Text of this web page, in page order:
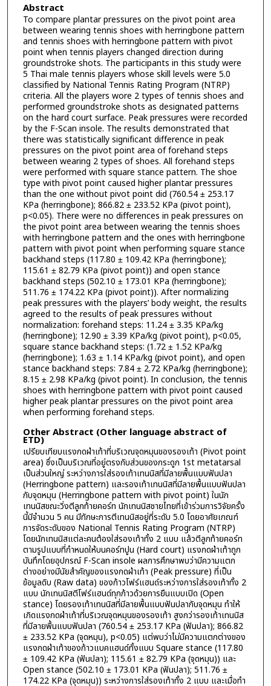
Abstract
To compare plantar pressures on the pivot point area
between wearing tennis shoes with herringbone pattern
and tennis shoes with herringbone pattern with pivot
point when tennis players changed direction during
groundstroke shots. The participants in this study were
5 Thai male tennis players whose skill levels were 5.0
classified by National Tennis Rating Program (NTRP)
criteria. All the players wore 2 types of tennis shoes and
performed groundstroke shots as designated patterns
on the hard court surface. Peak pressures were recorded
by the F-Scan insole. The results demonstrated that
there was statistically significant difference in peak
pressures on the pivot point area of forehand steps
between wearing 2 types of shoes. All forehand steps
were performed with square stance pattern. The shoe
type with pivot point caused higher plantar pressures
than the one without pivot point did (760.54 ± 253.17
KPa (herringbone); 866.82 ± 233.52 KPa (pivot point),
p<0.05). There were no differences in peak pressures on
the pivot point area between wearing the tennis shoes
with herringbone pattern and the ones with herringbone
pattern with pivot point when performing square stance
backhand steps (117.80 ± 109.42 KPa (herringbone);
115.61 ± 82.79 KPa (pivot point)) and open stance
backhand steps (502.10 ± 173.01 KPa (herringbone);
511.76 ± 174.22 KPa (pivot point)). After normalizing
peak pressures with the players’ body weight, the results
agreed to the results of peak pressures without
normalization: forehand steps: 11.24 ± 3.35 KPa/kg
(herringbone); 12.90 ± 3.39 KPa/kg (pivot point), p<0.05,
square stance backhand steps: (1.72 ± 1.52 KPa/kg
(herringbone); 1.63 ± 1.14 KPa/kg (pivot point), and open
stance backhand steps: 7.84 ± 2.72 KPa/kg (herringbone);
8.15 ± 2.98 KPa/kg (pivot point). In conclusion, the tennis
shoes with herringbone pattern with pivot point caused
higher peak plantar pressures on the pivot point area
when performing forehand steps.
Other Abstract (Other language abstract of
ETD)
เปรียบเทียบแรงกดฝ่าเท้าที่บริเวณจุดหมุนของรองเท้า (Pivot point
area) ซึ่งเป็นบริเวณที่อยู่ตรงกับส่วนของกระดูก 1st metatarsal
เป็นส่วนใหญ่ ระหว่างการใส่รองเท้าเทนนิสที่มีลายพื้นแบบฟันปลา
(Herringbone pattern) และรองเท้าเทนนิสที่มีลายพื้นแบบฟันปลา
กับจุดหมุน (Herringbone pattern with pivot point) ในนัก
เทนนิสขณะวิ่งตีลูกท้ายคอร์ท นักเทนนิสชายไทยที่เข้าร่วมการวิจัยครั้ง
นี้มีจำนวน 5 คน มีทักษะการตีเทนนิสอยู่ที่ระดับ 5.0 โดยอาศัยเกณฑ์
การจัดระดับของ National Tennis Rating Program (NTRP)
โดยนักเทนนิสแต่ละคนต้องใส่รองเท้าทั้ง 2 แบบ แล้วตีลูกท้ายคอร์ท
ตามรูปแบบที่กำหนดให้บนคอร์ทปูน (Hard court) แรงกดฝ่าเท้าถูก
บันทึกโดยอุปกรณ์ F-Scan insole ผลการศึกษาพบว่ามีความแตก
ต่างอย่างมีนัยสำคัญของแรงกดฝ่าเท้า (Peak pressure) ที่เป็น
ข้อมูลดิบ (Raw data) ของก้าวโฟร์แฮนด์ระหว่างการใส่รองเท้าทั้ง 2
แบบ นักเทนนิสตีโฟร์แฮนด์ทุกก้าวด้วยการยืนแบบเปิด (Open
stance) โดยรองเท้าเทนนิสที่มีลายพื้นแบบฟันปลากับจุดหมุน ทำให้
เกิดแรงกดฝ่าเท้าที่บริเวณจุดหมุนของรองเท้า สูงกว่ารองเท้าเทนนิส
ที่มีลายพื้นแบบฟันปลา (760.54 ± 253.17 KPa (ฟันปลา); 866.82
± 233.52 KPa (จุดหมุน), p<0.05) แต่พบว่าไม่มีความแตกต่างของ
แรงกดฝ่าเท้าของก้าวแบคแฮนด์ทั้งแบบ Square stance (117.80
± 109.42 KPa (ฟันปลา); 115.61 ± 82.79 KPa (จุดหมุน)) และ
Open stance (502.10 ± 173.01 KPa (ฟันปลา); 511.76 ±
174.22 KPa (จุดหมุน)) ระหว่างการใส่รองเท้าทั้ง 2 แบบ และเมื่อทำ